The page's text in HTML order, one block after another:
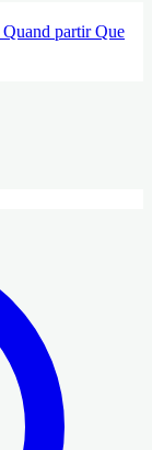
Quand partirQue